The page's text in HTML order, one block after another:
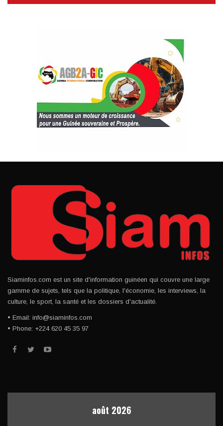
Siaminfos.com est un site d'information guinéen qui couvre une large
gamme de sujets, tels que la politique, l'économie, les interviews, la
culture, le sport, la santé et les dossiers d'actualité.
• Email: info@siaminfos.com
• Phone: +224 620 45 35 97
août 2026